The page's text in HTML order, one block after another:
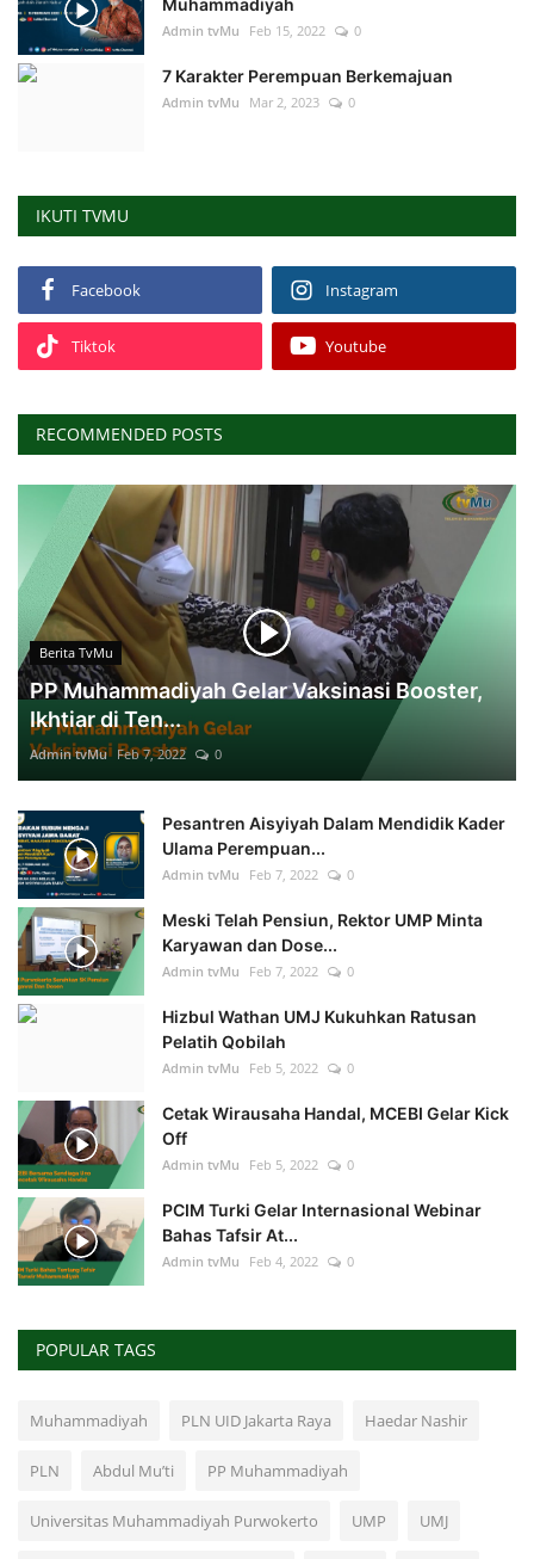
Admin tvMu Feb 15, 2022 0
7 Karakter Perempuan Berkemajuan
Admin tvMu Mar 2, 2023 0
IKUTI TVMU
Facebook Instagram
Tiktok Youtube
RECOMMENDED POSTS
Berita TvMu
PP Muhammadiyah Gelar Vaksinasi Booster,
Ikhtiar di Ten...
Admin tvMu Feb 7, 2022 0
Pesantren Aisyiyah Dalam Mendidik Kader
Ulama Perempuan...
Admin tvMu Feb 7, 2022 0
Meski Telah Pensiun, Rektor UMP Minta
Karyawan dan Dose...
Admin tvMu Feb 7, 2022 0
Hizbul Wathan UMJ Kukuhkan Ratusan
Pelatih Qobilah
Admin tvMu Feb 5, 2022 0
Cetak Wirausaha Handal, MCEBI Gelar Kick
Off
Admin tvMu Feb 5, 2022 0
PCIM Turki Gelar Internasional Webinar
Bahas Tafsir At...
Admin tvMu Feb 4, 2022 0
POPULAR TAGS
Muhammadiyah PLN UID Jakarta Raya Haedar Nashir
PLN Abdul Mu’ti PP Muhammadiyah
Universitas Muhammadiyah Purwokerto UMP UMJ